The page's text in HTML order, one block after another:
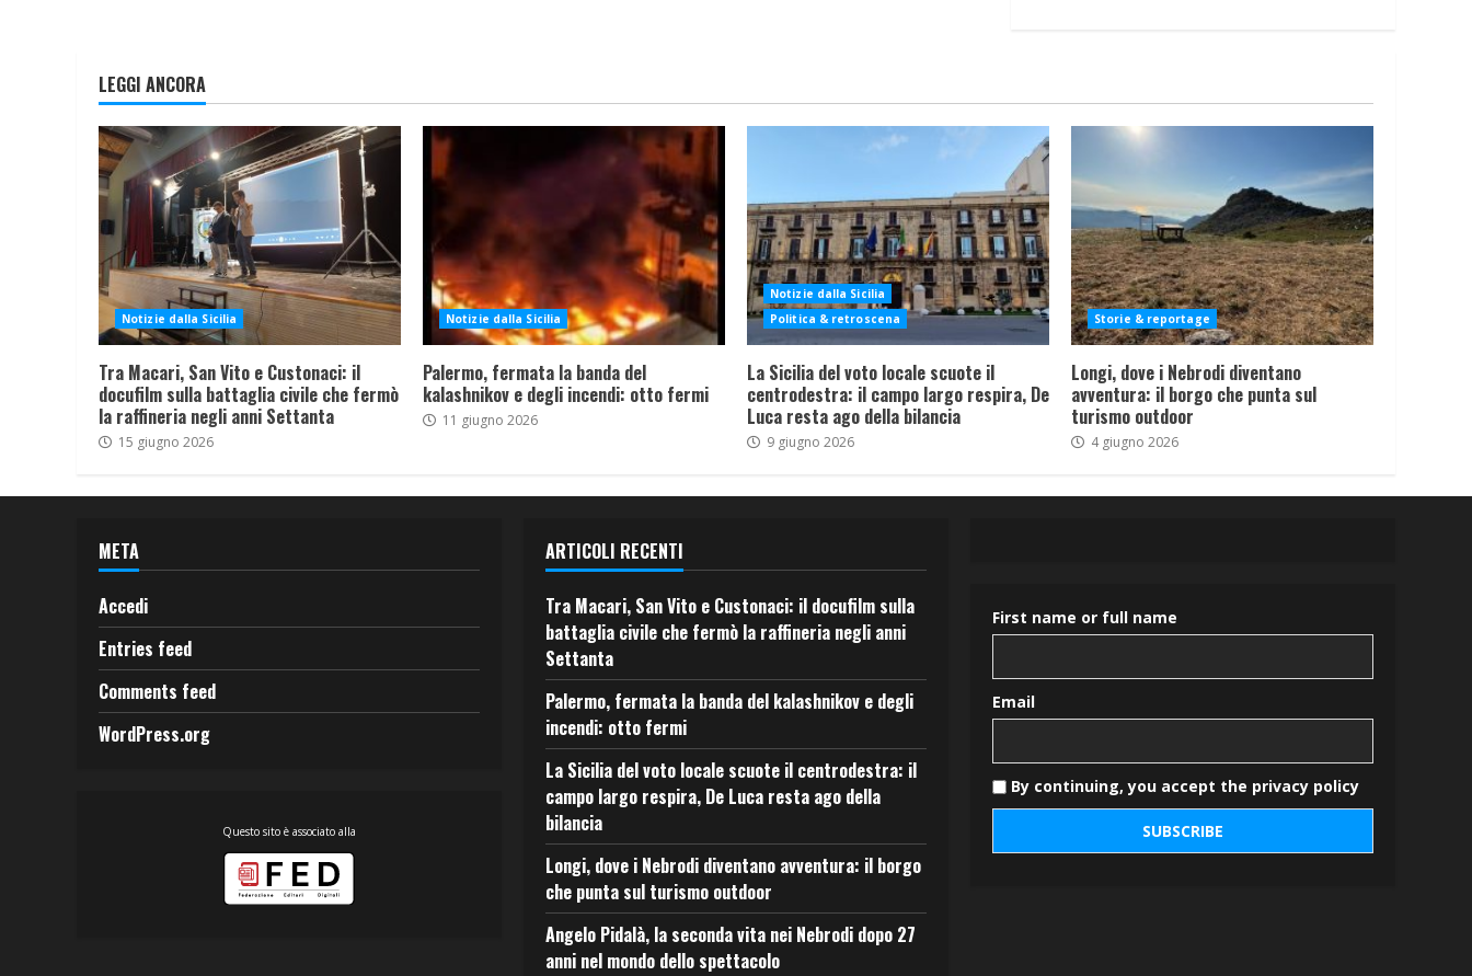
LEGGI ANCORA
Notizie dalla Sicilia
Tra Macari, San Vito e Custonaci: il
docufilm sulla battaglia civile che fermò
la raffineria negli anni Settanta
15 giugno 2026
Notizie dalla Sicilia
Palermo, fermata la banda del
kalashnikov e degli incendi: otto fermi
11 giugno 2026
Notizie dalla Sicilia
Politica & retroscena
La Sicilia del voto locale scuote il
centrodestra: il campo largo respira, De
Luca resta ago della bilancia
9 giugno 2026
Storie & reportage
Longi, dove i Nebrodi diventano
avventura: il borgo che punta sul
turismo outdoor
4 giugno 2026
META
Accedi
Entries feed
Comments feed
WordPress.org
Questo sito è associato alla
ARTICOLI RECENTI
Tra Macari, San Vito e Custonaci: il docufilm sulla
battaglia civile che fermò la raffineria negli anni
Settanta
Palermo, fermata la banda del kalashnikov e degli
incendi: otto fermi
La Sicilia del voto locale scuote il centrodestra: il
campo largo respira, De Luca resta ago della
bilancia
Longi, dove i Nebrodi diventano avventura: il borgo
che punta sul turismo outdoor
Angelo Pidalà, la seconda vita nei Nebrodi dopo 27
anni nel mondo dello spettacolo
First name or full name
Email
By continuing, you accept the privacy policy